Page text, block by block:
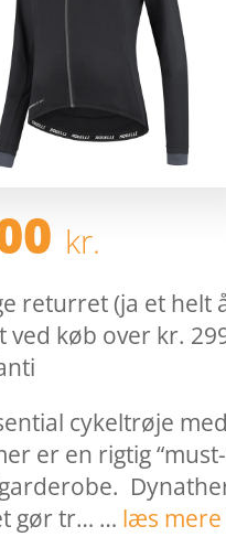
kr.
returret (ja et helt
ved køb over kr.
cykeltrøje med
er en rigtig
gør tr… … læs